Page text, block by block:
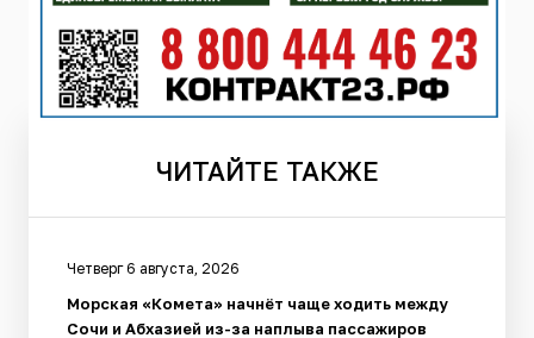
ЧИТАЙТЕ ТАКЖЕ
Четверг 6 августа, 2026
Морская «Комета» начнёт чаще ходить между
Сочи и Абхазией из-за наплыва пассажиров